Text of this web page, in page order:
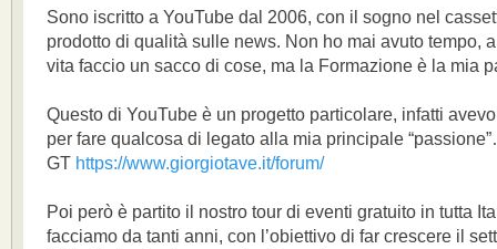
Sono iscritto a YouTube dal 2006, con il sogno nel
prodotto di qualità sulle news. Non ho mai avuto tempo,
vita faccio un sacco di cose, ma la Formazione è la mia
Questo di YouTube è un progetto particolare, infatti
per fare qualcosa di legato alla mia principale
GT https://www.giorgiotave.it/forum/
Poi però è partito il nostro tour di eventi gratuito in tutta
facciamo da tanti anni, con l’obiettivo di far crescere il